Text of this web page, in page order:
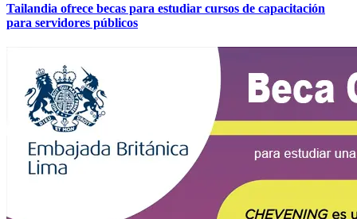
Tailandia ofrece becas para estudiar cursos de capacitación
para servidores públicos